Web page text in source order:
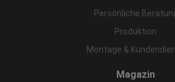
Persönliche
Produktion
Montage &
Magazin